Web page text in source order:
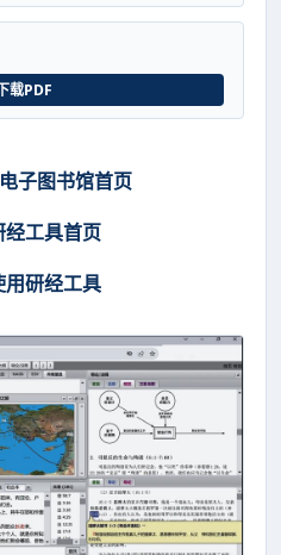
载PDF
子图书馆首页
经工具首页
用研经工具